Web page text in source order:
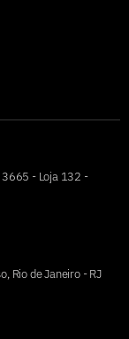
3665 - Loja 132 -
Rio de Janeiro - RJ